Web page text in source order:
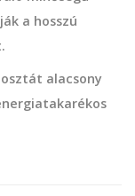
a hosszú
alacsony